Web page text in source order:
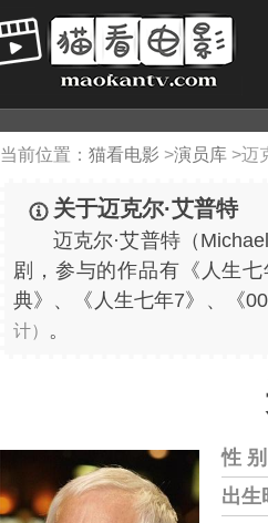
当前位置： 猫看电影 >演员库 >迈
关于迈克尔·艾普特
迈克尔·艾普特（Michael
剧，参与的作品有《人生
典》、《人生七年7》、《
计） 。
性 别
出生